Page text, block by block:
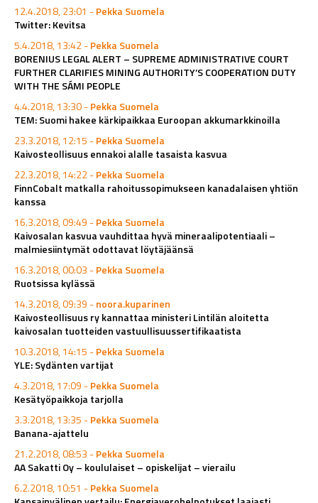
12.4.2018, 23:01 -Pekka Suomela
Twitter: Kevitsa
5.4.2018, 13:42 -Pekka Suomela
BORENIUS LEGAL ALERT – SUPREME ADMINISTRATIVE COURT
FURTHER CLARIFIES MINING AUTHORITY’S COOPERATION DUTY
WITH THE SÁMI PEOPLE
4.4.2018, 13:30 -Pekka Suomela
TEM: Suomi hakee kärkipaikkaa Euroopan akkumarkkinoilla
23.3.2018, 12:15 -Pekka Suomela
Kaivosteollisuus ennakoi alalle tasaista kasvua
22.3.2018, 14:22 -Pekka Suomela
FinnCobalt matkalla rahoitussopimukseen kanadalaisen yhtiön
kanssa
16.3.2018, 09:49 -Pekka Suomela
Kaivosalan kasvua vauhdittaa hyvä mineraalipotentiaali –
malmiesiintymät odottavat löytäjäänsä
16.3.2018, 00:03 -Pekka Suomela
Ruotsissa kylässä
14.3.2018, 09:39 -noora.kuparinen
Kaivosteollisuus ry kannattaa ministeri Lintilän aloitetta
kaivosalan tuotteiden vastuullisuussertifikaatista
10.3.2018, 14:15 -Pekka Suomela
YLE: Sydänten vartijat
4.3.2018, 17:09 -Pekka Suomela
Kesätyöpaikkoja tarjolla
3.3.2018, 13:35 -Pekka Suomela
Banana-ajattelu
21.2.2018, 08:53 -Pekka Suomela
AA Sakatti Oy – koululaiset – opiskelijat – vierailu
6.2.2018, 10:51 -Pekka Suomela